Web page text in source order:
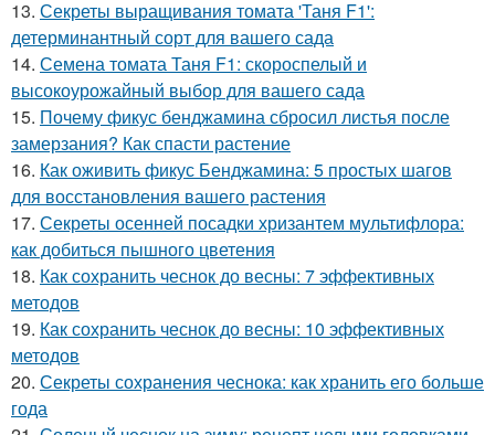
13. Секреты выращивания томата 'Таня F1':
детерминантный сорт для вашего сада
14. Семена томата Таня F1: скороспелый и
высокоурожайный выбор для вашего сада
15. Почему фикус бенджамина сбросил листья после
замерзания? Как спасти растение
16. Как оживить фикус Бенджамина: 5 простых шагов
для восстановления вашего растения
17. Секреты осенней посадки хризантем мультифлора:
как добиться пышного цветения
18. Как сохранить чеснок до весны: 7 эффективных
методов
19. Как сохранить чеснок до весны: 10 эффективных
методов
20. Секреты сохранения чеснока: как хранить его больше
года